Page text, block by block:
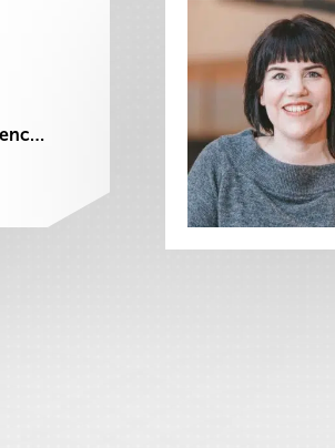
johan.wikstrom@dalarnasciencepark.se